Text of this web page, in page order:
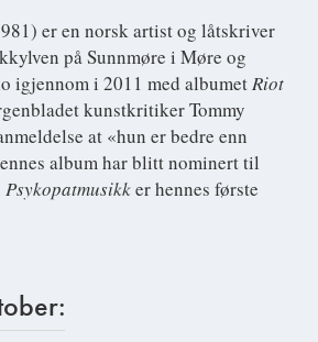
er en norsk artist og låtskriver
på Sunnmøre i Møre og
igjennom i 2011 med albumetRiot
kunstkritiker Tommy
at «hun er bedre enn
album har blitt nominert til
Psykopatmusikker hennes første